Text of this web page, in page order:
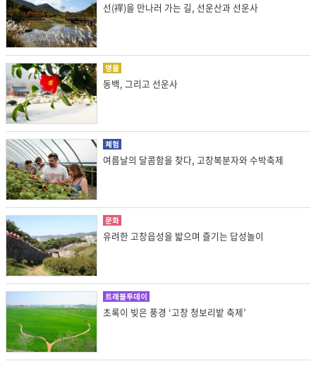
선(禪)을 만나러 가는 길, 선운산과 선운사
명물
동백, 그리고 선운사
체험
여름날의 달콤함을 찾다, 고창복분자와 수박축제
문화
유려한 고창읍성을 밟으며 즐기는 답성놀이
트래블투데이
초록이 빚은 풍경 ‘고창 청보리밭 축제’